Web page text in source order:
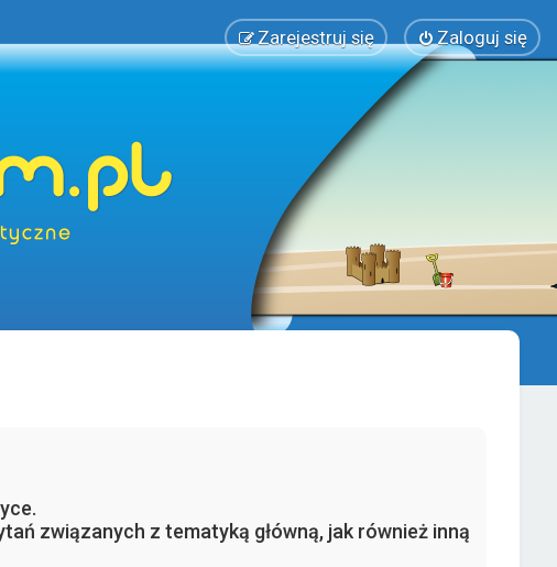
Zaloguj się
Zarejestruj się
związanych z tematyką główną, jak również inną